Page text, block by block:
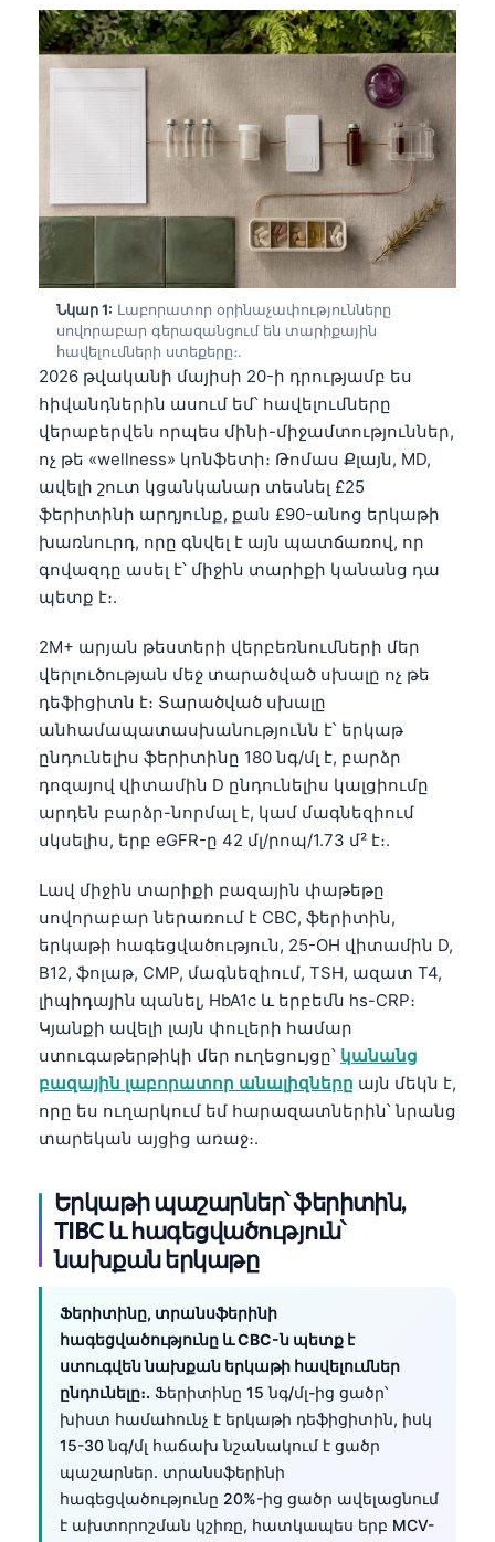
Նկար 1: Լաբորատոր օրինաչափությունները
սովորաբար գերազանցում են տարիքային
հավելումների ստեքերը։.
2026 թվականի մայիսի 20-ի դրությամբ ես
հիվանդներին ասում եմ՝ հավելումները
վերաբերվեն որպես մինի-միջամտություններ,
ոչ թե «wellness» կոնֆետի։ Թոմաս Քլայն, MD,
ավելի շուտ կցանկանար տեսնել £25
ֆերիտինի արդյունք, քան £90-անոց երկաթի
խառնուրդ, որը գնվել է այն պատճառով, որ
գովազդը ասել է՝ միջին տարիքի կանանց դա
պետք է։.
2M+ արյան թեստերի վերբեռնումների մեր
վերլուծության մեջ տարածված սխալը ոչ թե
դեֆիցիտն է։ Տարածված սխալը
անհամապատասխանությունն է՝ երկաթ
ընդունելիս ֆերիտինը 180 նգ/մլ է, բարձր
դոզայով վիտամին D ընդունելիս կալցիումը
արդեն բարձր-նորմալ է, կամ մագնեզիում
սկսելիս, երբ eGFR-ը 42 մլ/րոպ/1.73 մ² է։.
Լավ միջին տարիքի բազային փաթեթը
սովորաբար ներառում է CBC, ֆերիտին,
երկաթի հագեցվածություն, 25-OH վիտամին D,
B12, ֆոլաթ, CMP, մագնեզիում, TSH, ազատ T4,
լիպիդային պանել, HbA1c և երբեմն hs-CRP։
Կյանքի ավելի լայն փուլերի համար
ստուգաթերթիկի մեր ուղեցույցը՝ կանանց
բազային լաբորատոր անալիզները այն մեկն է,
որը ես ուղարկում եմ հարազատներին՝ նրանց
տարեկան այցից առաջ։.
Երկաթի պաշարներ՝ ֆերիտին,
TIBC և հագեցվածություն՝
նախքան երկաթը
Ֆերիտինը, տրանսֆերինի
հագեցվածությունը և CBC-ն պետք է
ստուգվեն նախքան երկաթի հավելումներ
ընդունելը։. Ֆերիտինը 15 նգ/մլ-ից ցածր՝
խիստ համահունչ է երկաթի դեֆիցիտին, իսկ
15-30 նգ/մլ հաճախ նշանակում է ցածր
պաշարներ. տրանսֆերինի
հագեցվածությունը 20%-ից ցածր ավելացնում
է ախտորոշման կշիռը, հատկապես երբ MCV-